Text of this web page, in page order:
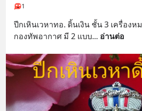
1
ปีกเหินเวหาทอ. ดิ้นเงิน ชั้น 3 เครื่องห
กองทัพอากาศ มี 2 แบบ... อ่านต่อ